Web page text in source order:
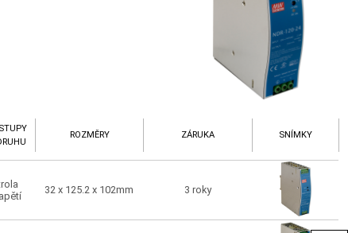
ROZMĚRY ZÁRUKA SNÍMKY
32 x 125.2 x 102mm 3 roky